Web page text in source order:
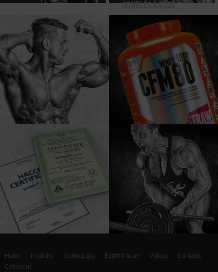
GONFLÉS À BLOC
Home Produits Technologie Extrifit® team Vidéos
Contacts
Catalogue